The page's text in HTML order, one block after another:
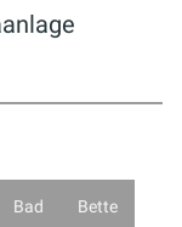
Bad Bette